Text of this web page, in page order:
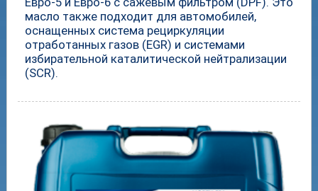
масло также подходит для автомобилей,
оснащенных система рециркуляции
отработанных газов (EGR) и системами
избирательной каталитической нейтрализации
(SCR).